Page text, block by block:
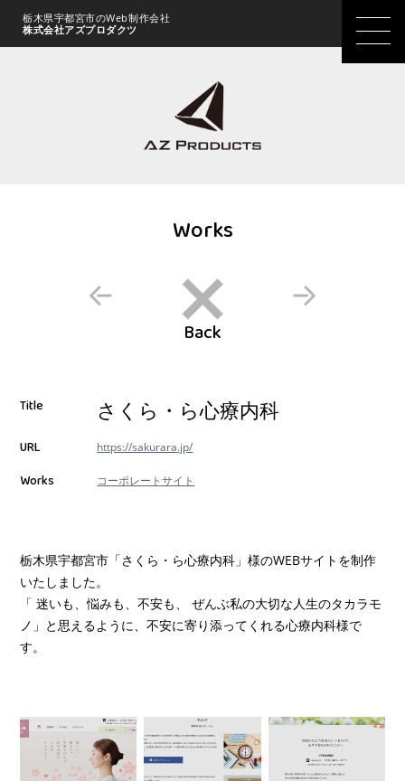
栃木県宇都宮市のWeb制作会社
株式会社アズプロダクツ
Works
Title さくら・ら心療内科
URL https://sakurara.jp/
Works コーポレートサイト
栃木県宇都宮市「さくら・ら心療内科」様のWEBサイトを制作
いたしました。
「 迷いも、悩みも、不安も、 ぜんぶ私の大切な人生のタカラモ
ノ」と思えるように、不安に寄り添ってくれる心療内科様で
す。